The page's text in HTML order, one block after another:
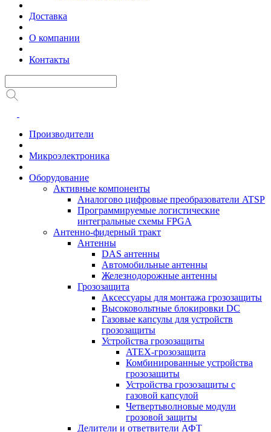
Доставка
О компании
Контакты
Производители
Микроэлектроника
Оборудование
Активные компоненты
Аналогово цифровые преобразователи ATSP
Программируемые логистические
интегральные схемы FPGA
Антенно-фидерный тракт
Антенны
DAS антенны
Автомобильные антенны
Железнодорожные антенны
Грозозащита
Аксессуары для монтажа грозозащиты
Высоковольтные блокировки DC
Газовые капсулы для устройств
грозозащиты
Устройства грозозащиты
ATEX-грозозащита
Комбинированные устройства
грозозащиты
Устройства грозозащиты с
газовой капсулой
Четвертьволновые модули
грозовой защиты
Делители и ответвители АФТ